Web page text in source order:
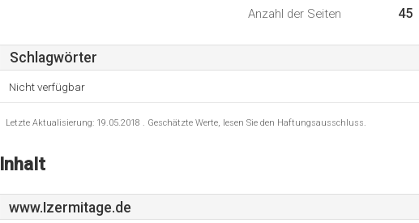
Anzahl der Seiten 45
Schlagwörter
Nicht verfügbar
Letzte Aktualisierung: 19.05.2018 . Geschätzte Werte, lesen Sie den Haftungsausschluss.
Inhalt
www.Izermitage.de